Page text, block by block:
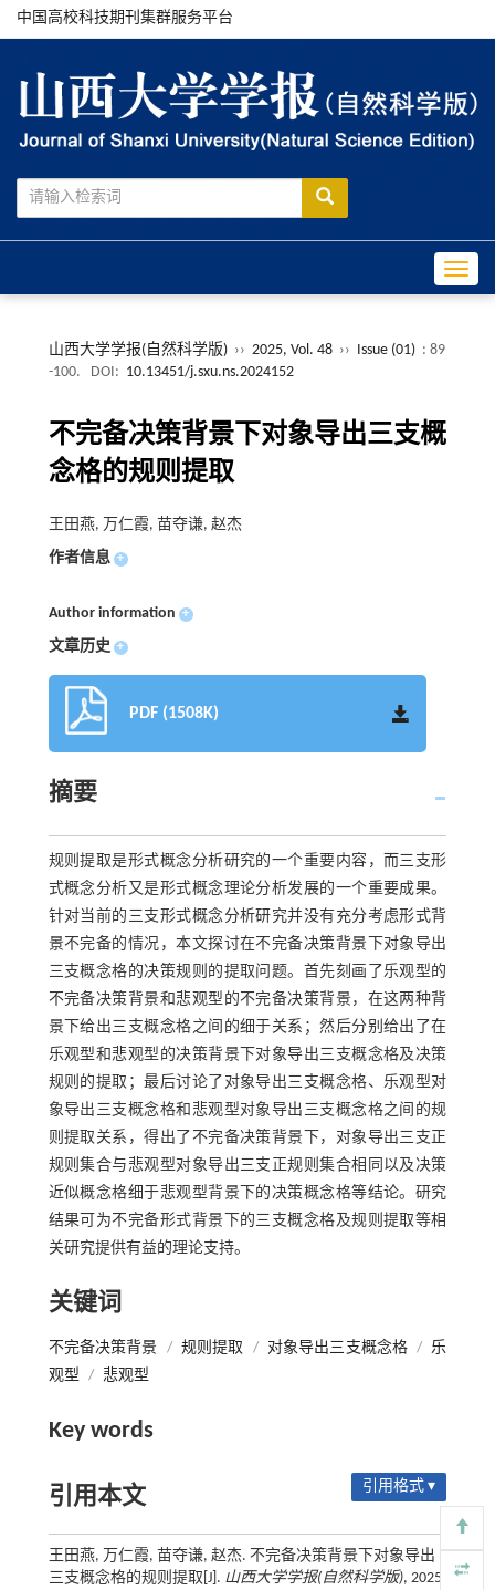
中国高校科技期刊集群服务平台
山西大学学报(自然科学版) ›› 2025, Vol. 48 ›› Issue (01) : 89
-100.
DOI: 10.13451/j.sxu.ns.2024152
不完备决策背景下对象导出三支概
念格的规则提取
王田燕, 万仁霞, 苗夺谦, 赵杰
作者信息 +
Author information +
文章历史 +
PDF (1508K)
摘要
规则提取是形式概念分析研究的一个重要内容，而三支形
式概念分析又是形式概念理论分析发展的一个重要成果。
针对当前的三支形式概念分析研究并没有充分考虑形式背
景不完备的情况，本文探讨在不完备决策背景下对象导出
三支概念格的决策规则的提取问题。首先刻画了乐观型的
不完备决策背景和悲观型的不完备决策背景，在这两种背
景下给出三支概念格之间的细于关系；然后分别给出了在
乐观型和悲观型的决策背景下对象导出三支概念格及决策
规则的提取；最后讨论了对象导出三支概念格、乐观型对
象导出三支概念格和悲观型对象导出三支概念格之间的规
则提取关系，得出了不完备决策背景下，对象导出三支正
规则集合与悲观型对象导出三支正规则集合相同以及决策
近似概念格细于悲观型背景下的决策概念格等结论。研究
结果可为不完备形式背景下的三支概念格及规则提取等相
关研究提供有益的理论支持。
关键词
不完备决策背景 / 规则提取 / 对象导出三支概念格 / 乐
观型 / 悲观型
Key words
引用本文 引用格式 ▾
王田燕, 万仁霞, 苗夺谦, 赵杰. 不完备决策背景下对象导出
三支概念格的规则提取[J]. 山西大学学报(自然科学版), 2025,